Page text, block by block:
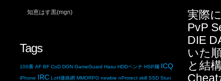
実際
PvP
DIE
いた
と結
知恵はす黒(mgn)
Tags
100番 AF BF CoD DON GameGuard Hasu HDDベンチ HSP麺 ICQ
iPhone IRC LoH連絡網 MMORPG newbie nProtect skill SSD Stun